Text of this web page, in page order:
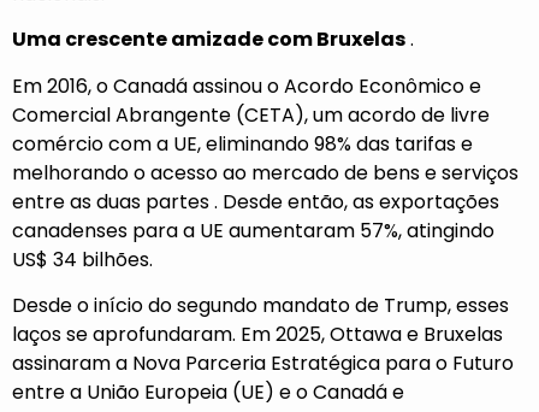
Uma crescente amizade com Bruxelas.
Em 2016, o Canadáassinouo Acordo Econômico e
Comercial Abrangente (CETA), um acordo de livre
comércio com a UE, eliminando 98% das tarifas e
melhorando o acesso ao mercado de bens e serviços
entre as duas partes. Desde então, as exportações
canadenses para a UE aumentaram 57%, atingindo
US$ 34 bilhões.
Desde o início do segundo mandato de Trump, esses
laços se aprofundaram. Em 2025, Ottawa e Bruxelas
assinaram a Nova Parceria Estratégica para o Futuro
entre a União Europeia (UE) e o Canadáe